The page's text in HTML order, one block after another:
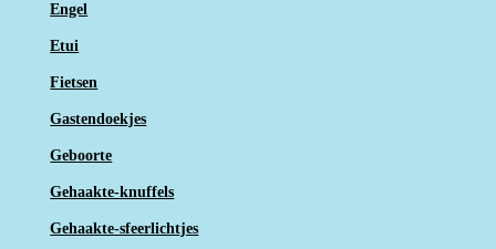
Engel
Etui
Fietsen
Gastendoekjes
Geboorte
Gehaakte-knuffels
Gehaakte-sfeerlichtjes